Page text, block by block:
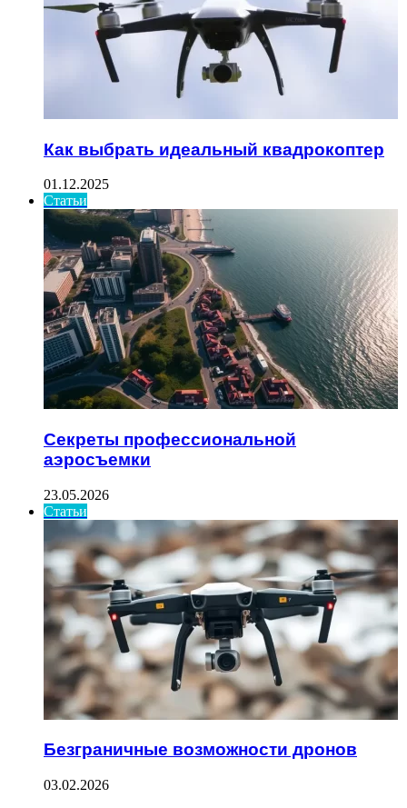
Как выбрать идеальный квадрокоптер
01.12.2025
Статьи
Секреты профессиональной
аэросъемки
23.05.2026
Статьи
Безграничные возможности дронов
03.02.2026